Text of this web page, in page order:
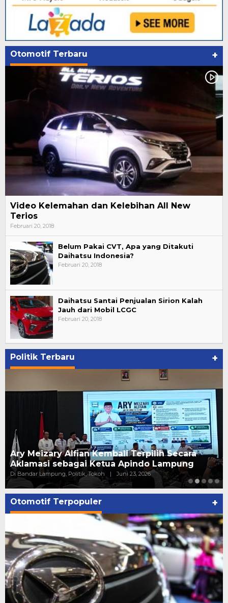
Otomotif Terbaru +
Video Kelemahan dan Kelebihan All New
Terios
Februari 20, 2018
Belum Pakai CVT, Apa yang Ditakuti
Daihatsu Indonesia?
Februari 20, 2018
Daihatsu Santai Penjualan Sirion Kalah
Jauh dari Mobil LCGC
Februari 20, 2018
Politik Terbaru +
Pelantikan Relawan PAN Bandar Lampung, ini
kata Putri Zulhas
Di ADV, Politik | Juni 20, 2026
Otomotif Terpopuler +